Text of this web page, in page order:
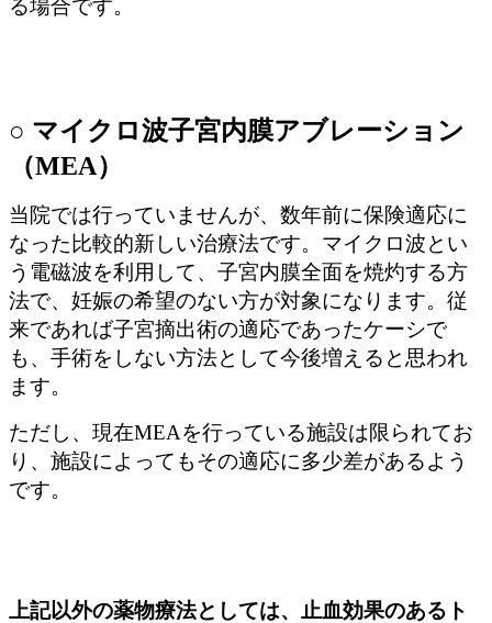
る場合です。
○ マイクロ波子宮内膜アブレーション
（MEA）
当院では行っていませんが、数年前に保険適応に
なった比較的新しい治療法です。マイクロ波とい
う電磁波を利用して、子宮内膜全面を焼灼する方
法で、妊娠の希望のない方が対象になります。従
来であれば子宮摘出術の適応であったケーシで
も、手術をしない方法として今後増えると思われ
ます。
ただし、現在MEAを行っている施設は限られてお
り、施設によってもその適応に多少差があるよう
です。
上記以外の薬物療法としては、止血効果のあるト